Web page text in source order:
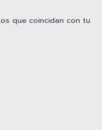
que coincidan con tu